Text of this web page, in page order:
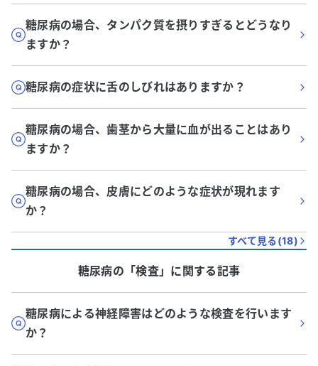
糖尿病の場合、タンパク質を摂りすぎるとどうなり
ますか？
糖尿病の症状に舌のしびれはありますか？
糖尿病の場合、歯茎から大量に血が出ることはあり
ますか？
糖尿病の場合、皮膚にどのような症状が現れます
か？
すべて見る(18)
糖尿病の「検査」に関する記事
糖尿病による神経障害はどのような検査を行います
か？